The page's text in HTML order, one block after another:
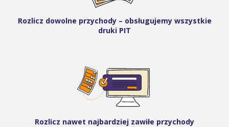
Rozlicz dowolne przychody – obsługujemy wszystkie
druki PIT
Rozlicz nawet najbardziej zawiłe przychody